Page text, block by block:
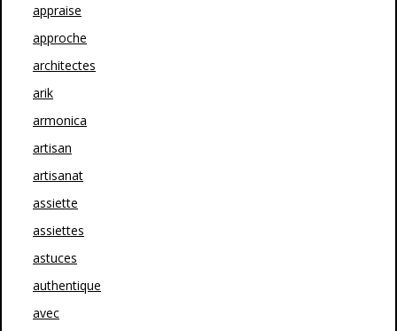
appraise
approche
architectes
arik
armonica
artisan
artisanat
assiette
assiettes
astuces
authentique
avec